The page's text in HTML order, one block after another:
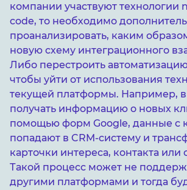
компании участвуют технологии
code, то необходимо
проанализировать, каким
новую схему интеграционного
Либо перестроить
чтобы уйти от использования
текущей платформы. Например,
получать информацию о новых
помощью форм Google, данные с
попадают в CRM-систему и
карточки интереса, контакта или
Такой процесс может не
другими платформами и тогда